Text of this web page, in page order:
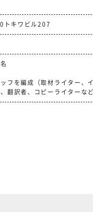
トキワビル207
フを編成（取材ライター、
翻訳者、コピーライターなど